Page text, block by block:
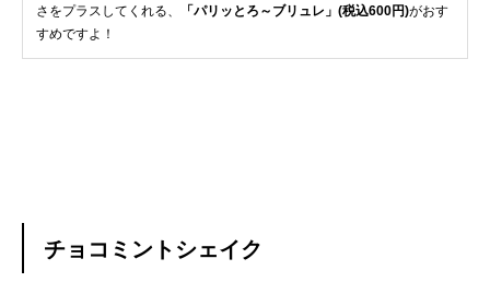
さをプラスしてくれる、
「パリッとろ～ブリュレ」(税込600円)がおす
すめですよ！
チョコミントシェイク